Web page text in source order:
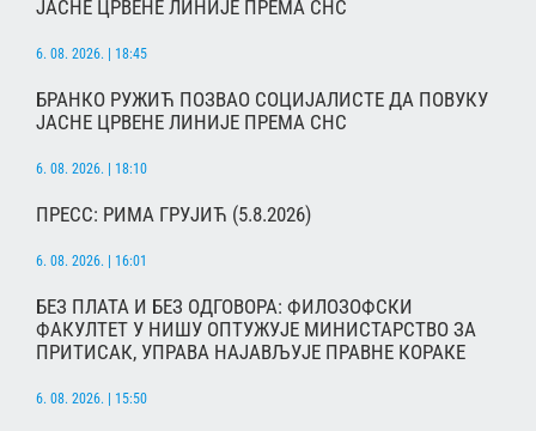
ЈАСНЕ ЦРВЕНЕ ЛИНИЈЕ ПРЕМА СНС
6. 08. 2026. | 18:45
БРАНКО РУЖИЋ ПОЗВАО СОЦИЈАЛИСТЕ ДА ПОВУКУ
ЈАСНЕ ЦРВЕНЕ ЛИНИЈЕ ПРЕМА СНС
6. 08. 2026. | 18:10
ПРЕСС: РИМА ГРУЈИЋ (5.8.2026)
6. 08. 2026. | 16:01
БЕЗ ПЛАТА И БЕЗ ОДГОВОРА: ФИЛОЗОФСКИ
ФАКУЛТЕТ У НИШУ ОПТУЖУЈЕ МИНИСТАРСТВО ЗА
ПРИТИСАК, УПРАВА НАЈАВЉУЈЕ ПРАВНЕ КОРАКЕ
6. 08. 2026. | 15:50